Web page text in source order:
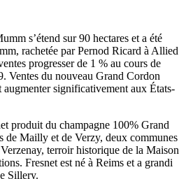
s’étend sur 90 hectares et a été
rachetée par Pernod Ricard à Allied
progresser de 1 % au cours de
Ventes du nouveau Grand Cordon
significativement aux États-
produit du champagne 100% Grand
de Mailly et de Verzy, deux communes
terroir historique de la Maison
Fresnet est né à Reims et a grandi
Sillery.